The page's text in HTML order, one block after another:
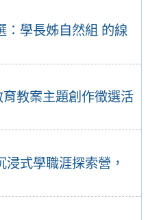
：學長姊自然組 的線
教案主題創作徵選活
式學職涯探索營，